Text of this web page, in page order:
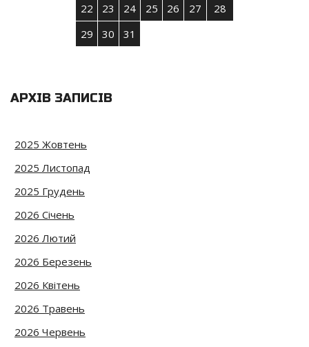
22
23 24 25 26 27
28
29
30 31
АРХІВ ЗАПИСІВ
2025 Жовтень
2025 Листопад
2025 Грудень
2026 Січень
2026 Лютий
2026 Березень
2026 Квітень
2026 Травень
2026 Червень